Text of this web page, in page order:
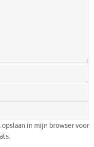
in mijn browser voor